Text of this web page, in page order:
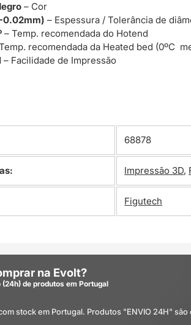
– Cor
0.02mm) – Espessura / Tolerância de
– Temp. recomendada do Hotend
recomendada da Heated bed (0ºC
– Facilidade de Impressão
68878
Impressão 3D,
Figutech
na Evolt?
(24h) de produtos em Portugal
stock em Portugal. Produtos "ENVIO 24H"